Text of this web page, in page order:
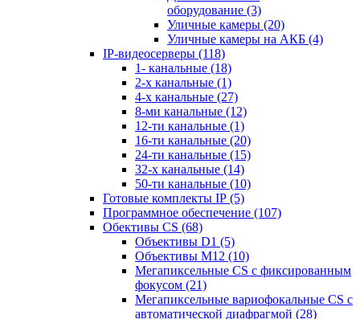
оборудование (3)
Уличные камеры (20)
Уличные камеры на АКБ (4)
IP-видеосерверы (118)
1- канальные (18)
2-х канальные (1)
4-х канальные (27)
8-ми канальные (12)
12-ти канальные (1)
16-ти канальные (20)
24-ти канальные (15)
32-х канальные (14)
50-ти канальные (10)
Готовые комплекты IP (5)
Программное обеспечение (107)
Обективы CS (68)
Объективы D1 (5)
Объективы M12 (10)
Мегапиксельные CS c фиксированным
фокусом (21)
Мегапиксельные вариофокальные CS c
автоматической диафрагмой (28)